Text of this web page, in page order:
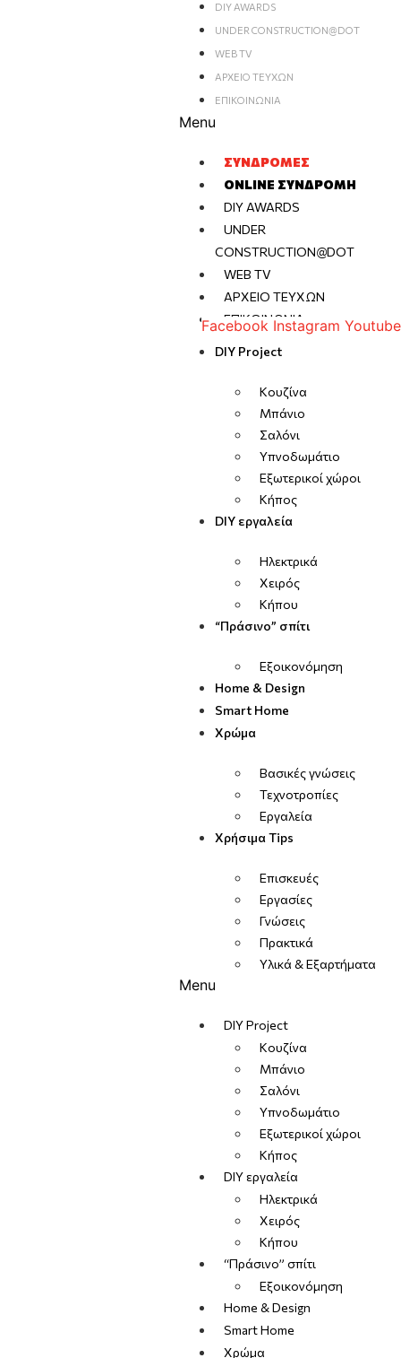
DIY AWARDS
UNDER CONSTRUCTION@DOT
WEB TV
ΑΡΧΕΊΟ ΤΕΥΧΏΝ
ΕΠΙΚΟΙΝΩΝΊΑ
Menu
ΣΥΝΔΡΟΜΈΣ
ONLINE ΣΥΝΔΡΟΜΉ
DIY AWARDS
UNDER
CONSTRUCTION@DOT
WEB TV
ΑΡΧΕΊΟ ΤΕΥΧΏΝ
ΕΠΙΚΟΙΝΩΝΊΑ
Facebook Instagram Youtube
DIY Project
Κουζίνα
Μπάνιο
Σαλόνι
Υπνοδωμάτιο
Εξωτερικοί χώροι
Κήπος
DIY εργαλεία
Ηλεκτρικά
Χειρός
Κήπου
“Πράσινο” σπίτι
Εξοικονόμηση
Home & Design
Smart Home
Χρώμα
Βασικές γνώσεις
Τεχνοτροπίες
Εργαλεία
Χρήσιμα Tips
Επισκευές
Εργασίες
Γνώσεις
Πρακτικά
Υλικά & Εξαρτήματα
Menu
DIY Project
Κουζίνα
Μπάνιο
Σαλόνι
Υπνοδωμάτιο
Εξωτερικοί χώροι
Κήπος
DIY εργαλεία
Ηλεκτρικά
Χειρός
Κήπου
“Πράσινο” σπίτι
Εξοικονόμηση
Home & Design
Smart Home
Χρώμα